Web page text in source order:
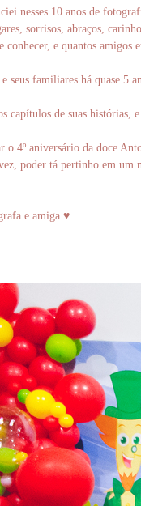
nesses 10 anos de
sorrisos, abraços,
conhecer, e quantos amigos
seus familiares há quase 5
capítulos de suas histórias,
o 4º aniversário da doce
poder tá pertinho em um
e amiga ♥